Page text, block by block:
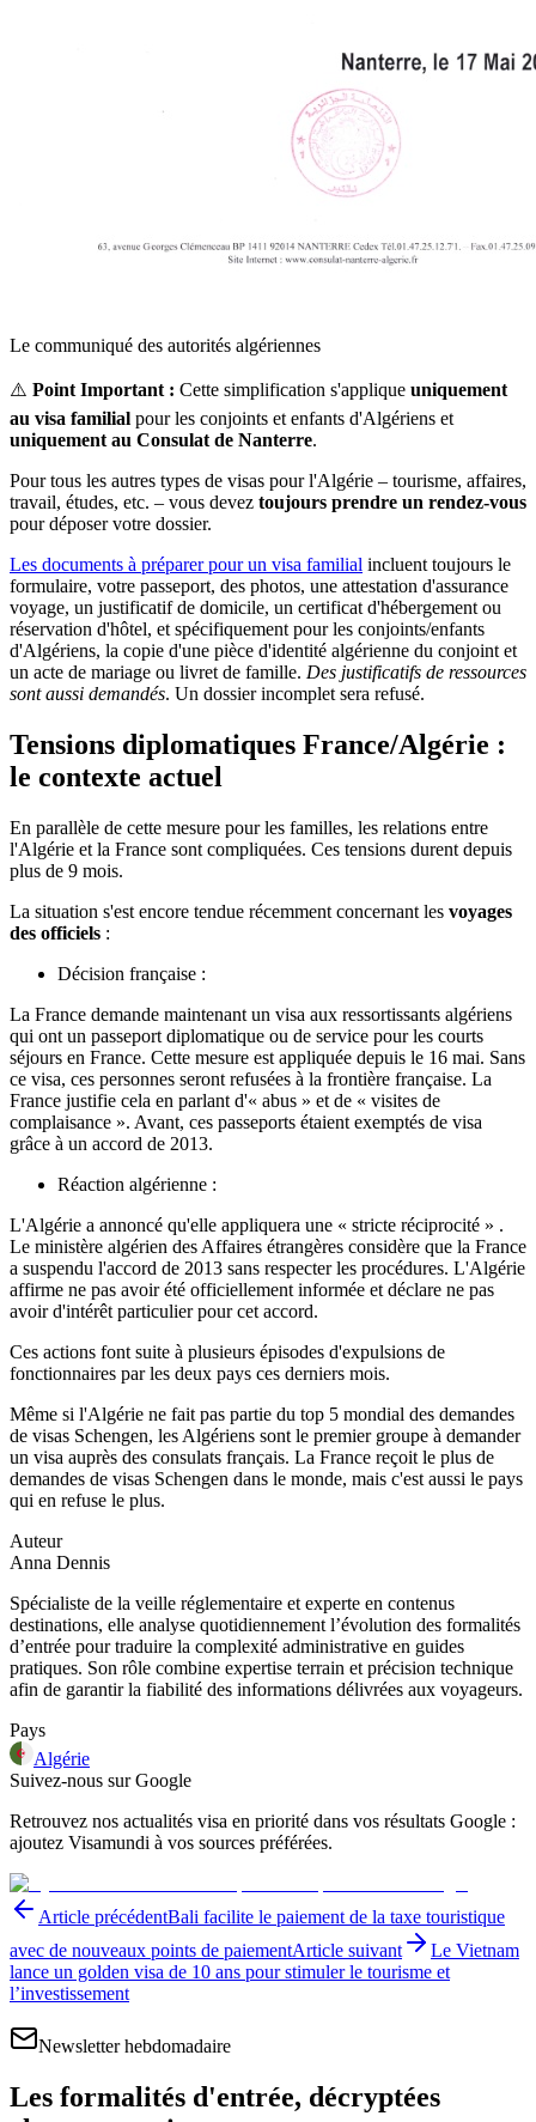
Le communiqué des autorités algériennes
⚠️ Point Important : Cette simplification s'applique uniquement
au visa familial pour les conjoints et enfants d'Algériens et
uniquement au Consulat de Nanterre.
Pour tous les autres types de visas pour l'Algérie – tourisme, affaires,
travail, études, etc. – vous devez toujours prendre un rendez-vous
pour déposer votre dossier.
Les documents à préparer pour un visa familial incluent toujours le
formulaire, votre passeport, des photos, une attestation d'assurance
voyage, un justificatif de domicile, un certificat d'hébergement ou
réservation d'hôtel, et spécifiquement pour les conjoints/enfants
d'Algériens, la copie d'une pièce d'identité algérienne du conjoint et
un acte de mariage ou livret de famille. Des justificatifs de ressources
sont aussi demandés. Un dossier incomplet sera refusé.
Tensions diplomatiques France/Algérie :
le contexte actuel
En parallèle de cette mesure pour les familles, les relations entre
l'Algérie et la France sont compliquées. Ces tensions durent depuis
plus de 9 mois.
La situation s'est encore tendue récemment concernant les voyages
des officiels :
Décision française :
La France demande maintenant un visa aux ressortissants algériens
qui ont un passeport diplomatique ou de service pour les courts
séjours en France. Cette mesure est appliquée depuis le 16 mai. Sans
ce visa, ces personnes seront refusées à la frontière française. La
France justifie cela en parlant d'« abus » et de « visites de
complaisance ». Avant, ces passeports étaient exemptés de visa
grâce à un accord de 2013.
Réaction algérienne :
L'Algérie a annoncé qu'elle appliquera une « stricte réciprocité » .
Le ministère algérien des Affaires étrangères considère que la France
a suspendu l'accord de 2013 sans respecter les procédures. L'Algérie
affirme ne pas avoir été officiellement informée et déclare ne pas
avoir d'intérêt particulier pour cet accord.
Ces actions font suite à plusieurs épisodes d'expulsions de
fonctionnaires par les deux pays ces derniers mois.
Même si l'Algérie ne fait pas partie du top 5 mondial des demandes
de visas Schengen, les Algériens sont le premier groupe à demander
un visa auprès des consulats français. La France reçoit le plus de
demandes de visas Schengen dans le monde, mais c'est aussi le pays
qui en refuse le plus.
Auteur
Anna Dennis
Spécialiste de la veille réglementaire et experte en contenus
destinations, elle analyse quotidiennement l’évolution des formalités
d’entrée pour traduire la complexité administrative en guides
pratiques. Son rôle combine expertise terrain et précision technique
afin de garantir la fiabilité des informations délivrées aux voyageurs.
Pays
Algérie
Suivez-nous sur Google
Retrouvez nos actualités visa en priorité dans vos résultats Google :
ajoutez Visamundi à vos sources préférées.
Article précédentBali facilite le paiement de la taxe touristique
avec de nouveaux points de paiementArticle suivant
Le Vietnam
lance un golden visa de 10 ans pour stimuler le tourisme et
l’investissement
Newsletter hebdomadaire
Les formalités d'entrée, décryptées